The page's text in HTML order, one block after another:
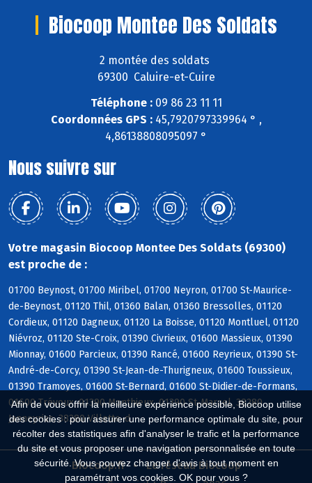
Afin de vous offrir la meilleure expérience possible, Biocoop utilise
des cookies : pour assurer une performance optimale du site, pour
récolter des statistiques afin d'analyser le trafic et la performance
du site et vous proposer une navigation personnalisée en toute
sécurité. Vous pouvez changer d'avis à tout moment en
paramétrant vos cookies. OK pour vous ?
Biocoop Montee Des Soldats
2 montée des soldats
69300 Caluire-et-Cuire
Téléphone :09 86 23 11 11
Coordonnées GPS :45,7920797339964 ° ,
4,86138808095097 °
Nous suivre sur
Votre magasin Biocoop Montee Des Soldats (69300)
est proche de :
01700 Beynost, 01700 Miribel, 01700 Neyron, 01700 St-Maurice-
de-Beynost, 01120 Thil, 01360 Balan, 01360 Bressolles, 01120
Cordieux, 01120 Dagneux, 01120 La Boisse, 01120 Montluel, 01120
Niévroz, 01120 Ste-Croix, 01390 Civrieux, 01600 Massieux, 01390
Mionnay, 01600 Parcieux, 01390 Rancé, 01600 Reyrieux, 01390 St-
André-de-Corcy, 01390 St-Jean-de-Thurigneux, 01600 Toussieux,
01390 Tramoyes, 01600 St-Bernard, 01600 St-Didier-de-Formans,
01600 Trévoux, 01390 Monthieux, 01390 St-Marcel, 38280
Janneyrias, 38280 Villette-d
Biocoop.fr
Le réseau Biocoop